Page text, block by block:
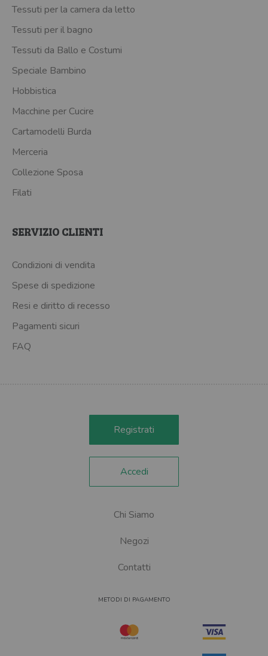
Tessuti per la camera da letto
Tessuti per il bagno
Tessuti da Ballo e Costumi
Speciale Bambino
Hobbistica
Macchine per Cucire
Cartamodelli Burda
Merceria
Collezione Sposa
Filati
SERVIZIO CLIENTI
Condizioni di vendita
Spese di spedizione
Resi e diritto di recesso
Pagamenti sicuri
FAQ
Registrati
Accedi
Chi Siamo
Negozi
Contatti
METODI DI PAGAMENTO